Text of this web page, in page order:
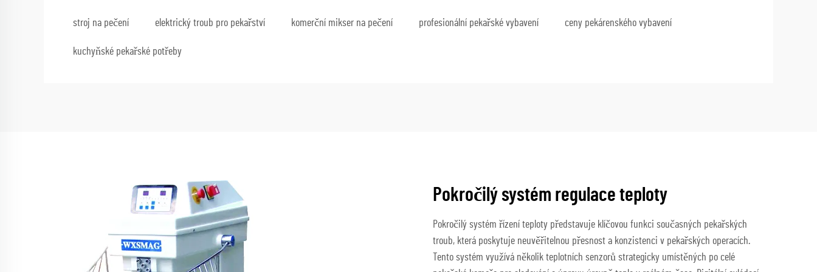
stroj na pečení elektrický troub pro pekařství komerční mikser na pečení profesionální pekařské vybavení ceny pekárenského vybavení
kuchyňské pekařské potřeby
Pokročilý systém regulace teploty
Pokročilý systém řízení teploty představuje klíčovou funkci současných pekařských
troub, která poskytuje neuvěřitelnou přesnost a konzistenci v pekařských operacích.
Tento systém využívá několik teplotních senzorů strategicky umístěných po celé